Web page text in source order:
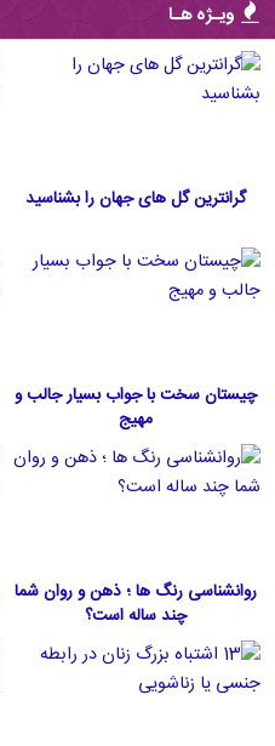
ویـژه هـا
گرانترین گل های جهان را بشناسید
چیستان سخت با جواب بسیار جالب و
مهیج
روانشناسی رنگ ها ؛ ذهن و روان شما
چند ساله است؟